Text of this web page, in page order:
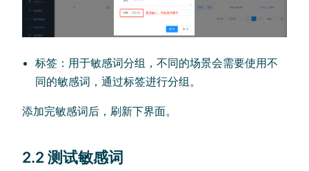
标签：用于敏感词分组，不同的场景会需要使用不
同的敏感词，通过标签进行分组。
添加完敏感词后，刷新下界面。
2.2 测试敏感词